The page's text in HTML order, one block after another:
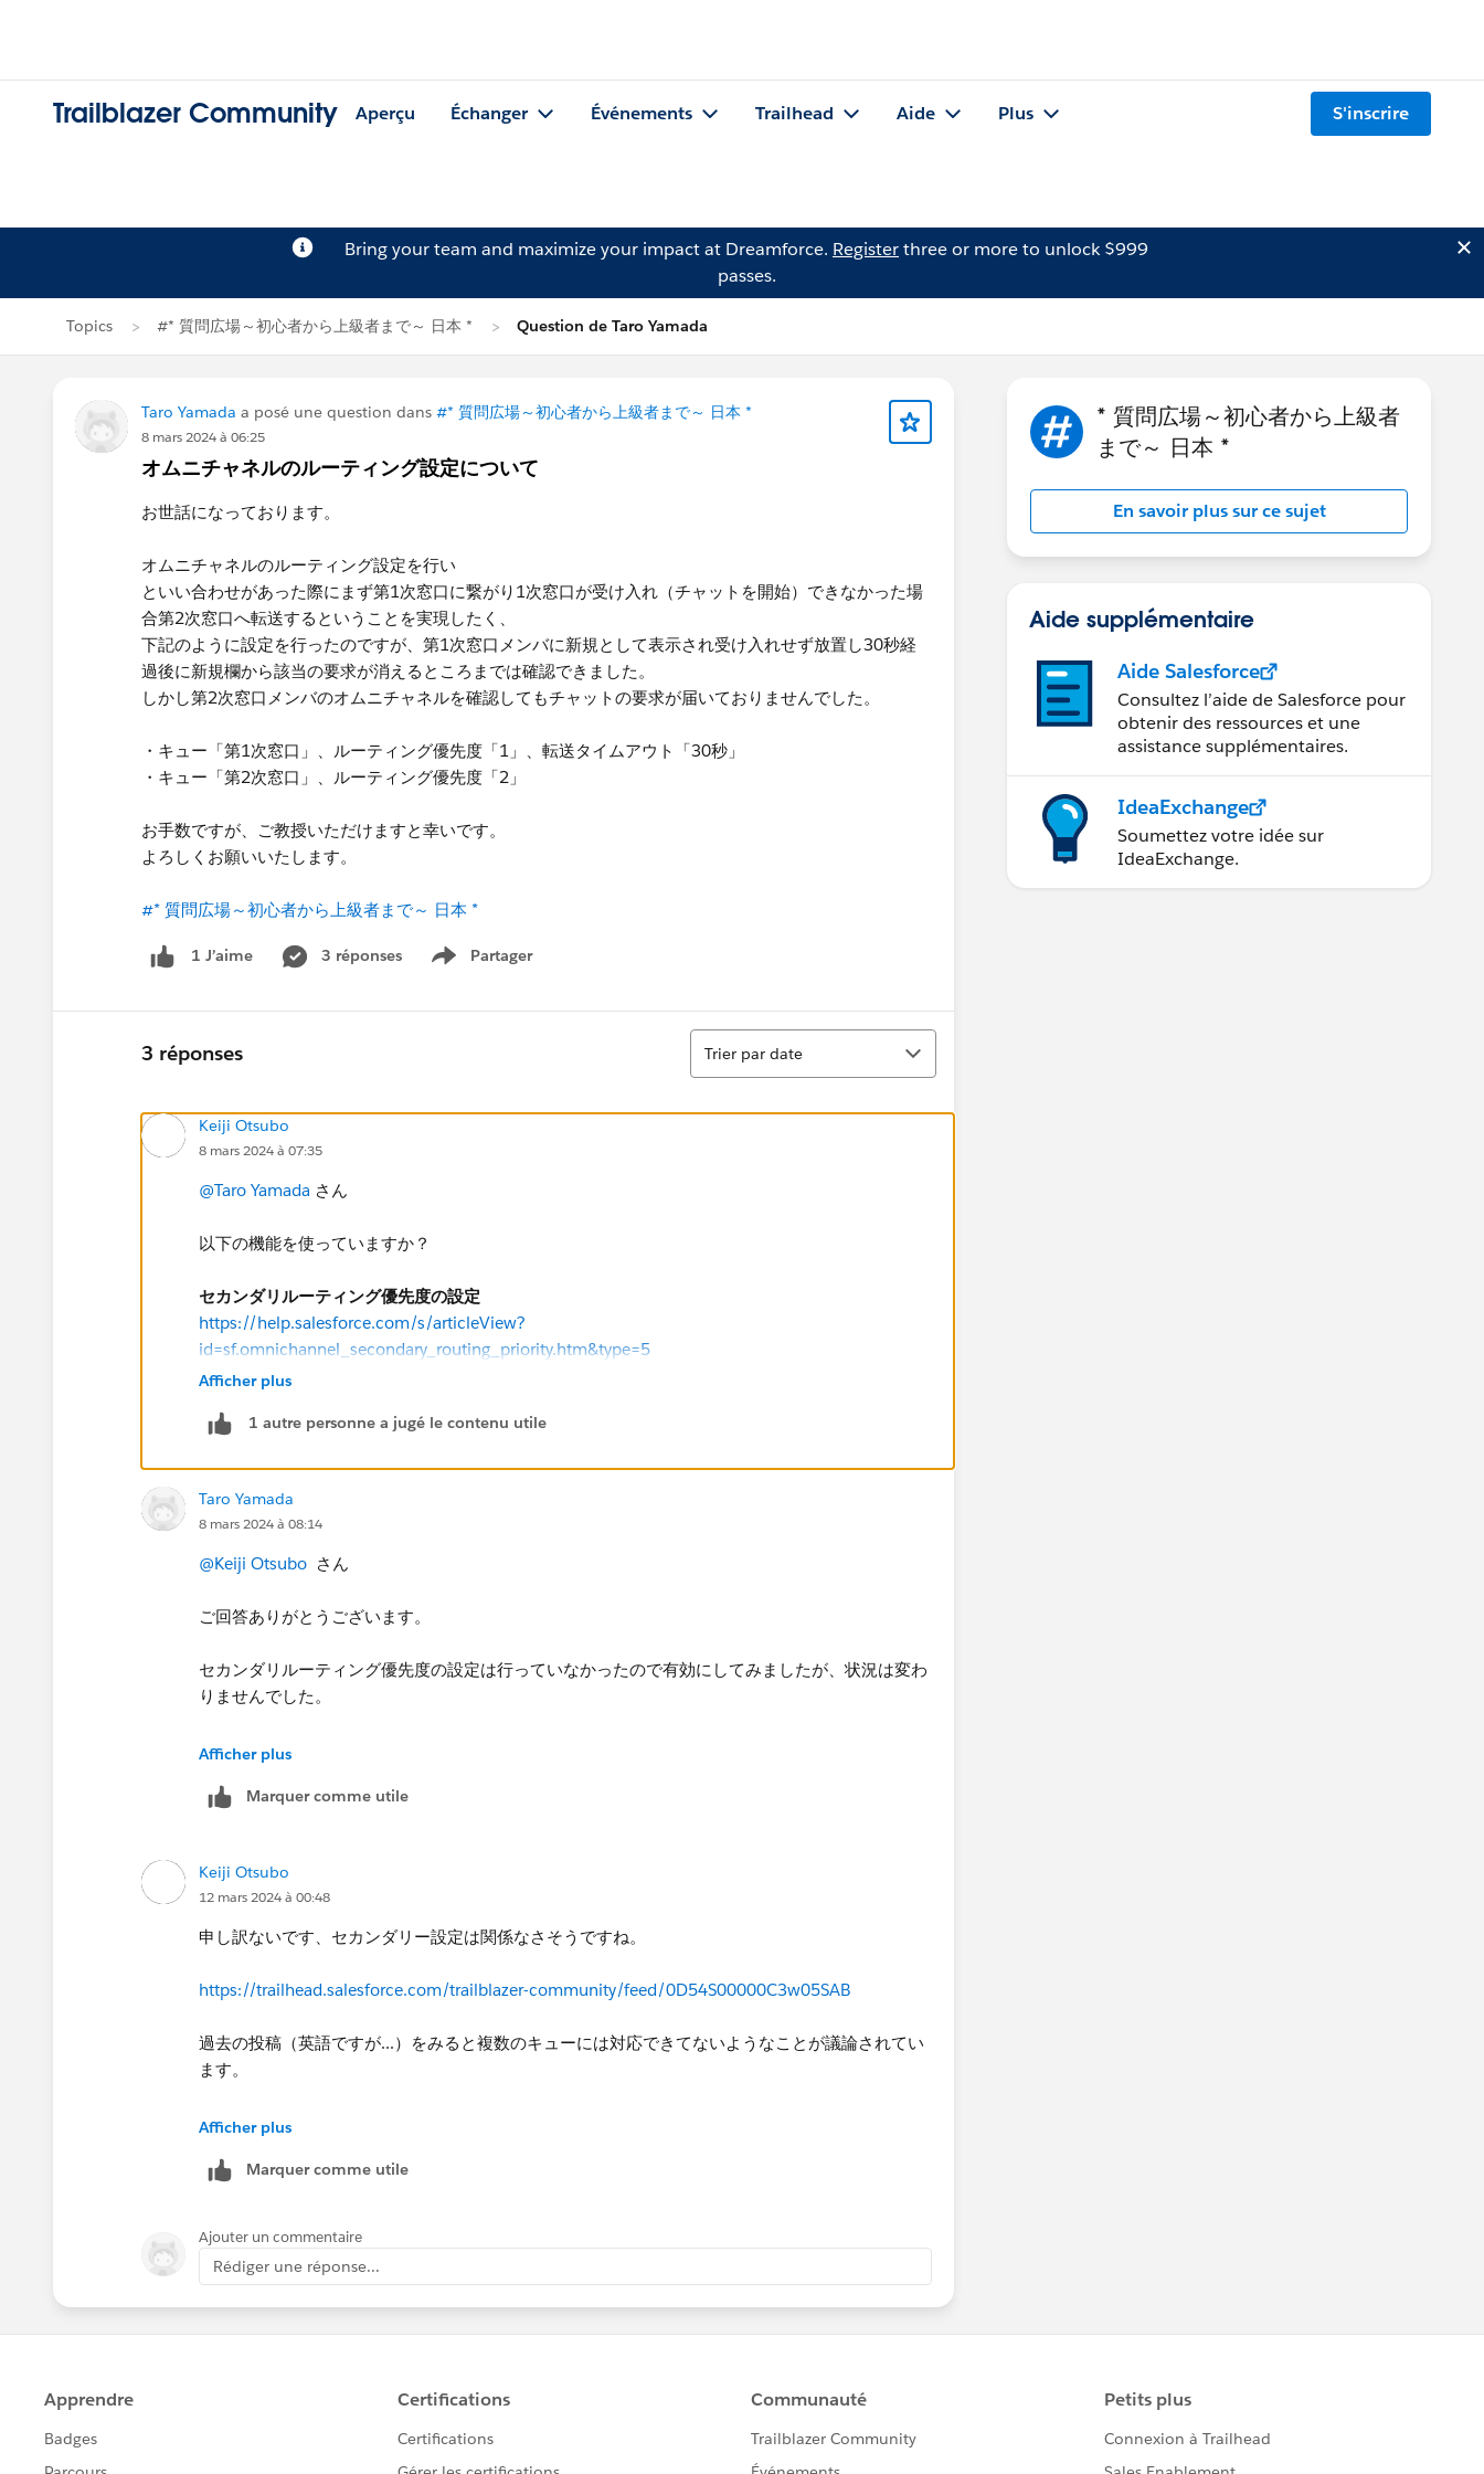
Trailblazer Community Aperçu Échanger Événements Trailhead Aide Plus S'inscrire
Bring your team and maximize your impact at Dreamforce. Registerthree or more to unlock $999
passes.
Topics #* 質問広場～初心者から上級者まで～ 日本 * Question de Taro Yamada
Taro Yamada a posé une question dans #* 質問広場～初心者から上級者まで～ 日本 *
8 mars 2024 à 06:25
オムニチャネルのルーティング設定について
お世話になっております。
オムニチャネルのルーティング設定を行い
といい合わせがあった際にまず第1次窓口に繋がり1次窓口が受け入れ（チャットを開始）できなかった場
合第2次窓口へ転送するということを実現したく、
下記のように設定を行ったのですが、第1次窓口メンバに新規として表示され受け入れせず放置し30秒経
過後に新規欄から該当の要求が消えるところまでは確認できました。
しかし第2次窓口メンバのオムニチャネルを確認してもチャットの要求が届いておりませんでした。
・キュー「第1次窓口」、ルーティング優先度「1」、転送タイムアウト「30秒」
・キュー「第2次窓口」、ルーティング優先度「2」
お手数ですが、ご教授いただけますと幸いです。
よろしくお願いいたします。
#* 質問広場～初心者から上級者まで～ 日本 *
1 J’aime 3 réponses Partager
Show menu
3 réponses
Tri
Trier par date
Keiji Otsubo
8 mars 2024 à 07:35
@Taro Yamada さん
以下の機能を使っていますか？
セカンダリルーティング優先度の設定
https://help.salesforce.com/s/articleView?
id=sf.omnichannel_secondary_routing_priority.htm&type=5
Afficher plus
1 autre personne a jugé le contenu utile
Taro Yamada
8 mars 2024 à 08:14
@Keiji Otsubo さん
ご回答ありがとうございます。
セカンダリルーティング優先度の設定は行っていなかったので有効にしてみましたが、状況は変わ
りませんでした。
もし他にも考えられることがございましたらご教授いただけますと幸いです。
Afficher plus
Marquer comme utile
Keiji Otsubo
12 mars 2024 à 00:48
申し訳ないです、セカンダリー設定は関係なさそうですね。
https://trailhead.salesforce.com/trailblazer-community/feed/0D54S00000C3w05SAB
過去の投稿（英語ですが...）をみると複数のキューには対応できてないようなことが議論されてい
ます。
https://trailhead.salesforce.com/trailblazer-community/feed/0D54S00000A8j9lSAB
https://trailhead.salesforce.com/trailblazer-community/feed/0D54S00000A7fh6SAB
Afficher plus
Marquer comme utile
Ajouter un commentaire
Rédiger une réponse...
* 質問広場～初心者から上級者
まで～ 日本 *
En savoir plus sur ce sujet
Aide supplémentaire
Aide Salesforce
Consultez l’aide de Salesforce pour
obtenir des ressources et une
assistance supplémentaires.
IdeaExchange
Soumettez votre idée sur
IdeaExchange.